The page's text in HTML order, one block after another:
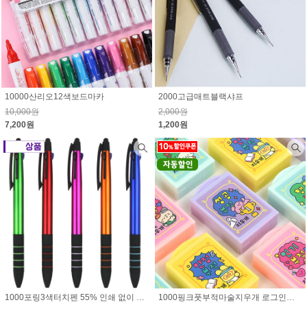
10000산리오12색보드마카
10,000원
7,200원
2000고급매트블랙샤프
2,000원
1,200원
1000포링3색터치펜 55% 인쇄 없이 주문가능
1000핑크풋부적마술지우개 로그인시 10% 할인된 가격